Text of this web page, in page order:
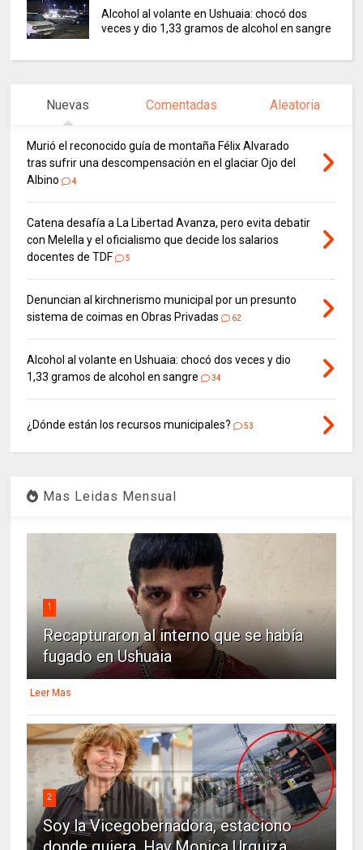
Alcohol al volante en Ushuaia: chocó dos
veces y dio 1,33 gramos de alcohol en sangre
Nuevas Comentadas Aleatoria
Murió el reconocido guía de montaña Félix Alvarado
tras sufrir una descompensación en el glaciar Ojo del
Albino
4
Catena desafía a La Libertad Avanza, pero evita debatir
con Melella y el oficialismo que decide los salarios
docentes de TDF
5
Denuncian al kirchnerismo municipal por un presunto
sistema de coimas en Obras Privadas
62
Alcohol al volante en Ushuaia: chocó dos veces y dio
1,33 gramos de alcohol en sangre
34
¿Dónde están los recursos municipales? 53
Mas Leidas Mensual
1
Recapturaron al interno que se había
fugado en Ushuaia
Leer Mas
2
Soy la Vicegobernadora, estaciono